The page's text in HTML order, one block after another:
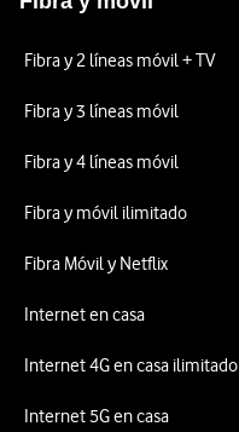
Fibra y 2 líneas móvil + TV
Fibra y 3 líneas móvil
Fibra y 4 líneas móvil
Fibra y móvil ilimitado
Fibra Móvil y Netflix
Internet en casa
Internet 4G en casa ilimitado
Internet 5G en casa